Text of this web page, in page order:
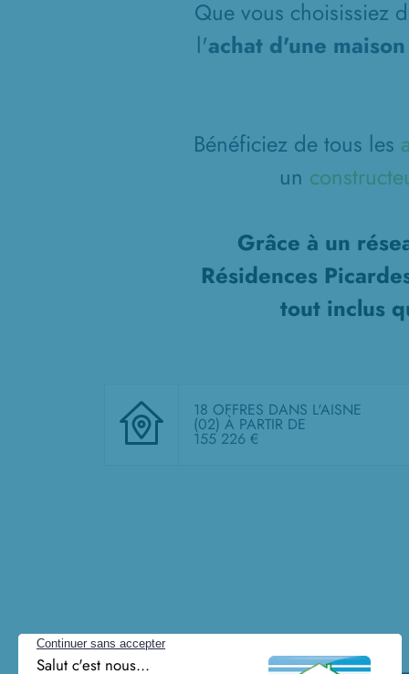
Que vous choisissiez
l'achat d'une
Bénéficiez de tous les
un
Grâce à un
Résidences
tout inclus
18 OFFRES DANS L'AISNE
(02) À PARTIR DE
155 226 €